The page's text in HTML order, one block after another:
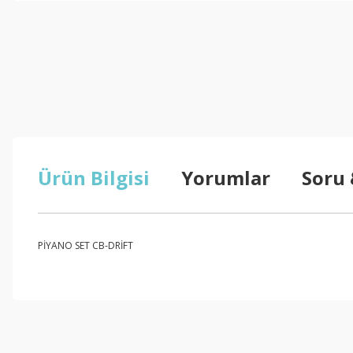
Ürün Bilgisi Yorumlar Soru
PİYANO SET CB-DRİFT